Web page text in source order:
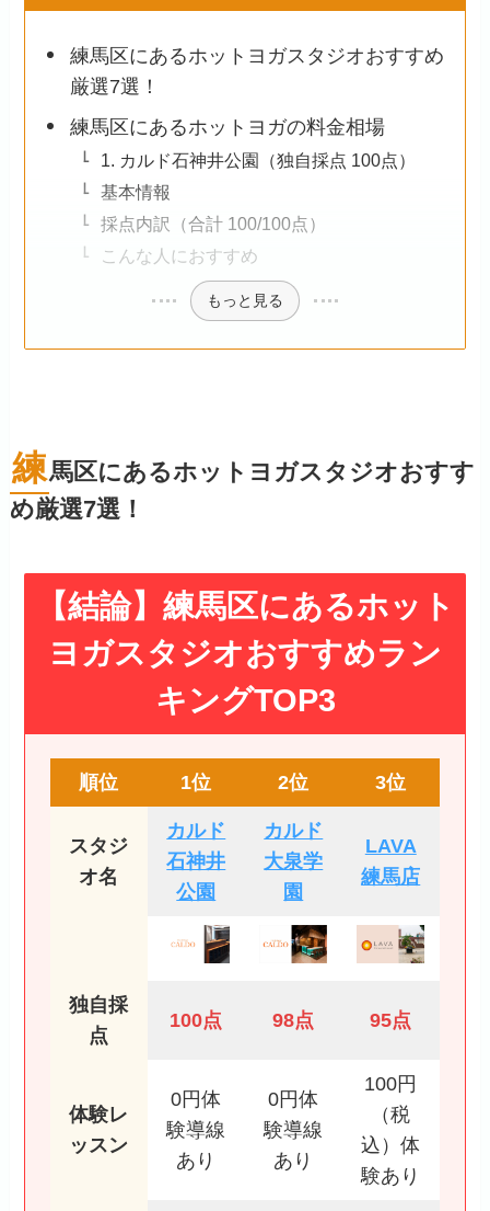
練馬区にあるホットヨガスタジオおすすめ
厳選7選！
練馬区にあるホットヨガの料金相場
1. カルド石神井公園（独自採点 100点）
基本情報
採点内訳（合計 100/100点）
こんな人におすすめ
もっと見る
練馬区にあるホットヨガスタジオおすす
め厳選7選！
【結論】練馬区にあるホット
ヨガスタジオおすすめラン
キングTOP3
順位 1位 2位 3位
スタジ
オ名
カルド
石神井
公園
カルド
大泉学
園
LAVA
練馬店
独自採
点
100点 98点 95点
体験レ
ッスン
0円体
験導線
あり
0円体
験導線
あり
100円
（税
込）体
験あり